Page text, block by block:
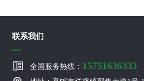
联系我们
全国服务热线： 15751636333